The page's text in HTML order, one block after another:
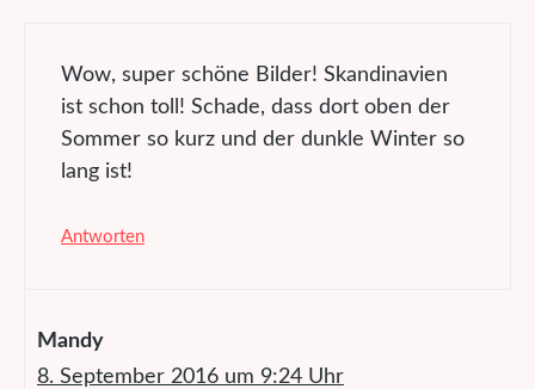
Wow, super schöne Bilder! Skandinavien
ist schon toll! Schade, dass dort oben der
Sommer so kurz und der dunkle Winter so
lang ist!
Antworten
Mandy
8. September 2016 um 9:24 Uhr